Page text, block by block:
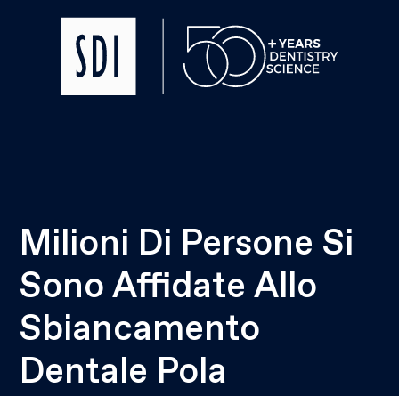
Milioni Di Persone Si
Sono Affidate Allo
Sbiancamento
Dentale Pola